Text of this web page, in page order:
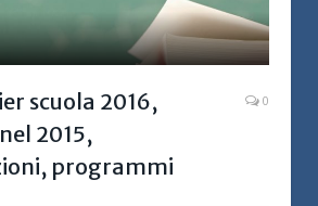
scuola 2016,
2015,
programmi
0